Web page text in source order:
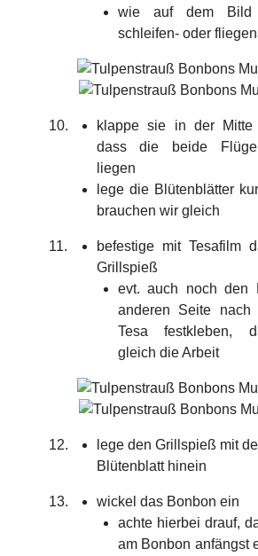
wie auf dem
schleifen- oder
klappe sie in der Mitte
dass die beide
liegen
lege die Blütenblätter
brauchen wir gleich
befestige mit Tesafilm
Grillspieß
evt. auch noch den
anderen Seite
Tesa festkleben,
gleich die Arbeit
lege den Grillspieß mit
Blütenblatt hinein
wickel das Bonbon ein
achte hierbei drauf,
am Bonbon anfängst